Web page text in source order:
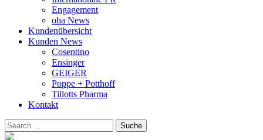
Engagement
oha News
Kundenübersicht
Kunden News
Cosentino
Ensinger
GEIGER
Poppe + Potthoff
Tillotts Pharma
Kontakt
Suchen
nach:
Suche